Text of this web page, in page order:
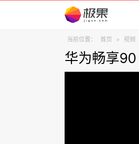
当前位置： 首页 > 视频
华为畅享